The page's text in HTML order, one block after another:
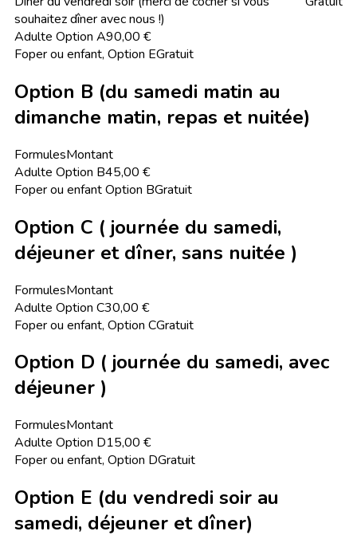
souhaitez dîner avec nous !)
Adulte Option A90,00 €
Foper ou enfant, Option EGratuit
Option B (du samedi matin au
dimanche matin, repas et nuitée)
FormulesMontant
Adulte Option B45,00 €
Foper ou enfant Option BGratuit
Option C ( journée du samedi,
déjeuner et dîner, sans nuitée )
FormulesMontant
Adulte Option C30,00 €
Foper ou enfant, Option CGratuit
Option D ( journée du samedi, avec
déjeuner )
FormulesMontant
Adulte Option D15,00 €
Foper ou enfant, Option DGratuit
Option E (du vendredi soir au
samedi, déjeuner et dîner)